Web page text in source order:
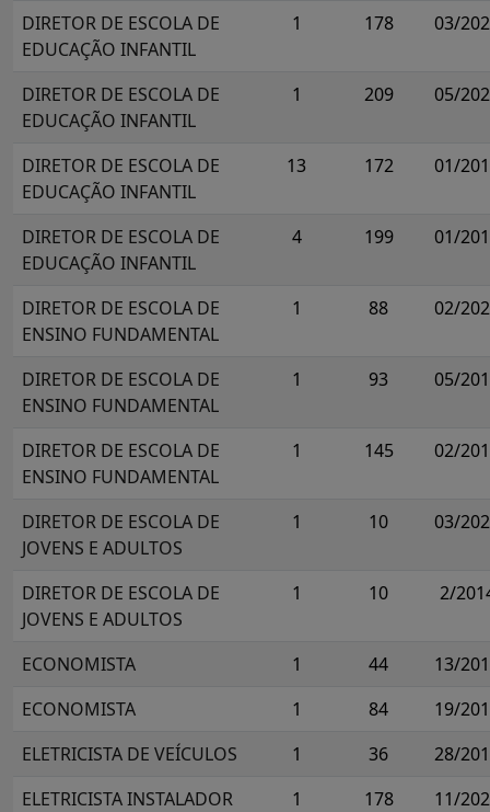
DIRETOR DE ESCOLA DE
EDUCAÇÃO INFANTIL
1 178 03/
DIRETOR DE ESCOLA DE
EDUCAÇÃO INFANTIL
1 209 05/
DIRETOR DE ESCOLA DE
EDUCAÇÃO INFANTIL
13 172 01/
DIRETOR DE ESCOLA DE
EDUCAÇÃO INFANTIL
4 199 01/
DIRETOR DE ESCOLA DE
ENSINO FUNDAMENTAL
1 88 02/
DIRETOR DE ESCOLA DE
ENSINO FUNDAMENTAL
1 93 05/
DIRETOR DE ESCOLA DE
ENSINO FUNDAMENTAL
1 145 02/
DIRETOR DE ESCOLA DE
JOVENS E ADULTOS
1 10 03/
DIRETOR DE ESCOLA DE
JOVENS E ADULTOS
1 10 2/
ECONOMISTA 1 44
13/
ECONOMISTA
1 84
19/
ELETRICISTA DE VEÍCULOS
1 36
28/
ELETRICISTA INSTALADOR
1 178
11/